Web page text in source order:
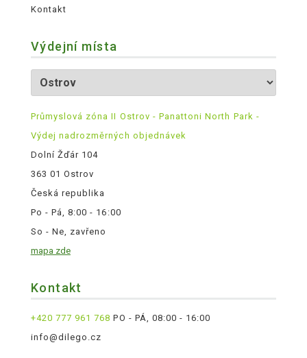
Kontakt
Výdejní místa
Průmyslová zóna II Ostrov - Panattoni North Park -
Výdej nadrozměrných objednávek
Dolní Žďár 104
363 01 Ostrov
Česká republika
Po - Pá, 8:00 - 16:00
So - Ne, zavřeno
mapa zde
Kontakt
+420 777 961 768 PO - PÁ, 08:00 - 16:00
info@dilego.cz